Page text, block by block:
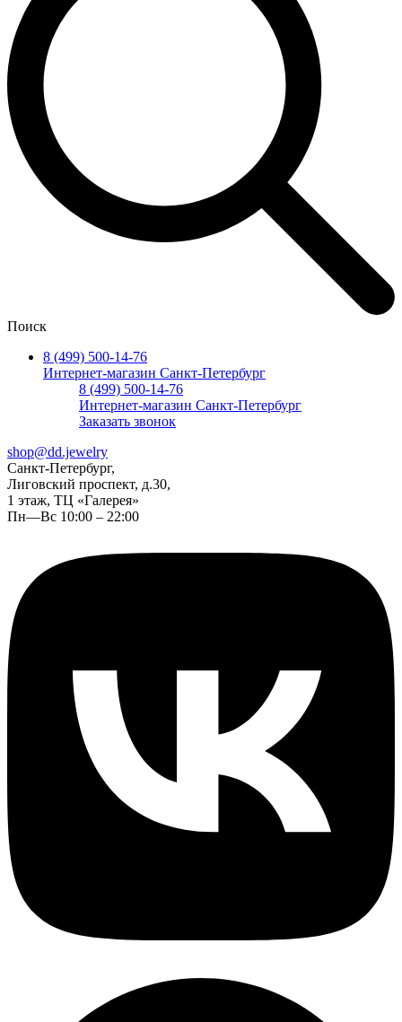
Поиск
8 (499) 500-14-76
Интернет-магазин Санкт-Петербург
8 (499) 500-14-76
Интернет-магазин Санкт-Петербург
Заказать звонок
shop@dd.jewelry
Санкт-Петербург,
Лиговский проспект, д.30,
1 этаж, ТЦ «Галерея»
Пн—Вс 10:00 – 22:00